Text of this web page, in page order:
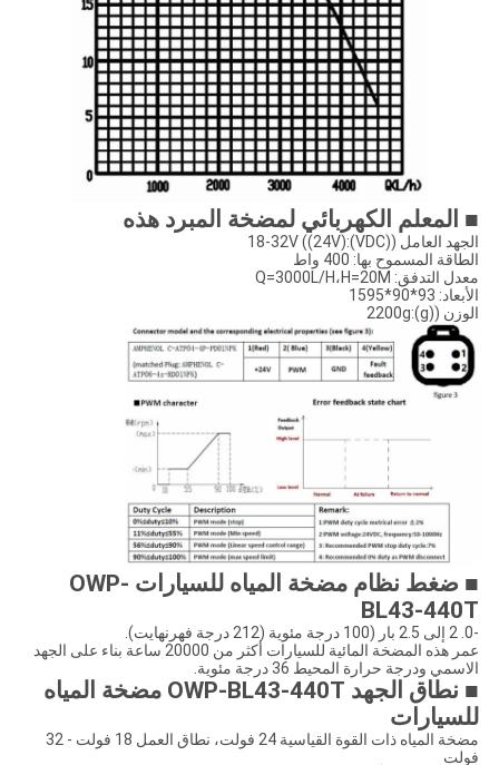
■ المعلم الكهربائي لمضخة المبرد هذه
الجهد العامل ((VDC):18-32V ((24V)
الطاقة المسموح بها: 400 واط
معدل التدفق: Q=3000L/H،H=20M
الأبعاد: 93*90*1595
الوزن ((g):2200g
■ ضغط نظام مضخة المياه للسيارات OWP-
BL43-440T
-0. 2 إلى 2.5 بار (100 درجة مئوية (212 درجة فهرنهايت).
عمر هذه المضخة المائية للسيارات أكثر من 20000 ساعة بناء على الجهد
الاسمي ودرجة حرارة المحيط 36 درجة مئوية.
■ نطاق الجهد OWP-BL43-440T مضخة المياه
للسيارات
مضخة المياه ذات القوة القياسية 24 فولت، نطاق العمل 18 فولت - 32
فولت